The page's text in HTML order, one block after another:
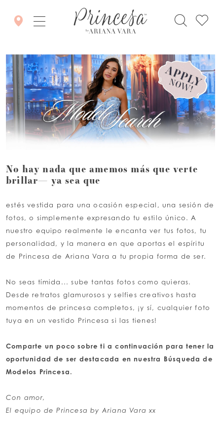
LISTA DE DESEOS
ESPAÑOL INGLES
No hay nada que amemos más que verte
brillar— ya sea que
estés vestida para una ocasión especial, una sesión de
fotos, o simplemente expresando tu estilo único. A
nuestro equipo realmente le encanta ver tus fotos, tu
personalidad, y la manera en que aportas el espíritu
de Princesa de Ariana Vara a tu propia forma de ser.
No seas tímida... sube tantas fotos como quieras.
Desde retratos glamurosos y selfies creativos hasta
momentos de princesa completos, ¡y sí, cualquier foto
tuya en un vestido Princesa si las tienes!
Comparte un poco sobre ti a continuación para tener la
oportunidad de ser destacada en nuestra Búsqueda de
Modelos Princesa.
Con amor,
El equipo de Princesa by Ariana Vara xx